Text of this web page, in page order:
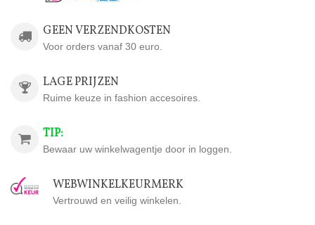
GEEN VERZENDKOSTEN
Voor orders vanaf 30 euro.
LAGE PRIJZEN
Ruime keuze in fashion accesoires.
TIP:
Bewaar uw winkelwagentje door in loggen.
WEBWINKELKEURMERK
Vertrouwd en veilig winkelen.